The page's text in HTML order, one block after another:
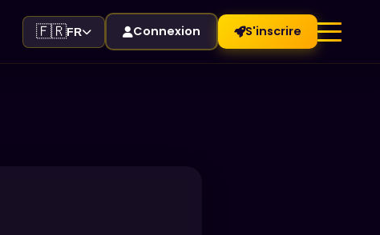
🇫🇷FR Connexion S'inscrire